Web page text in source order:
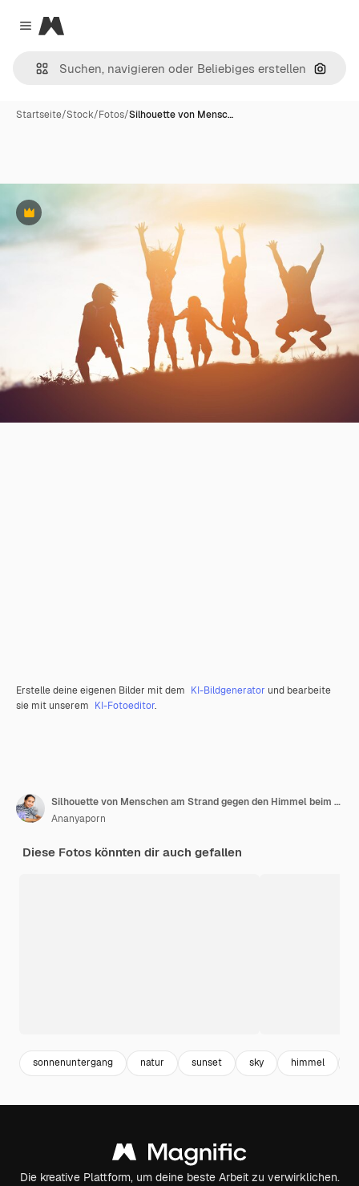
Close menu
Magnific
Nach
Startseite/Stock/Fotos/Silhouette von Mensc…
Premium
Erstelle deine eigenen Bilder mit dem KI-Bildgenerator und bearbeite
sie mit unserem KI-Fotoeditor.
Silhouette von Menschen am Strand gegen den Himmel beim Sonnenuntergang
Ananyaporn
Diese Fotos könnten dir auch gefallen
sonnenuntergang natur sunset sky himmel
Die kreative Plattform, um deine beste Arbeit zu verwirklichen.